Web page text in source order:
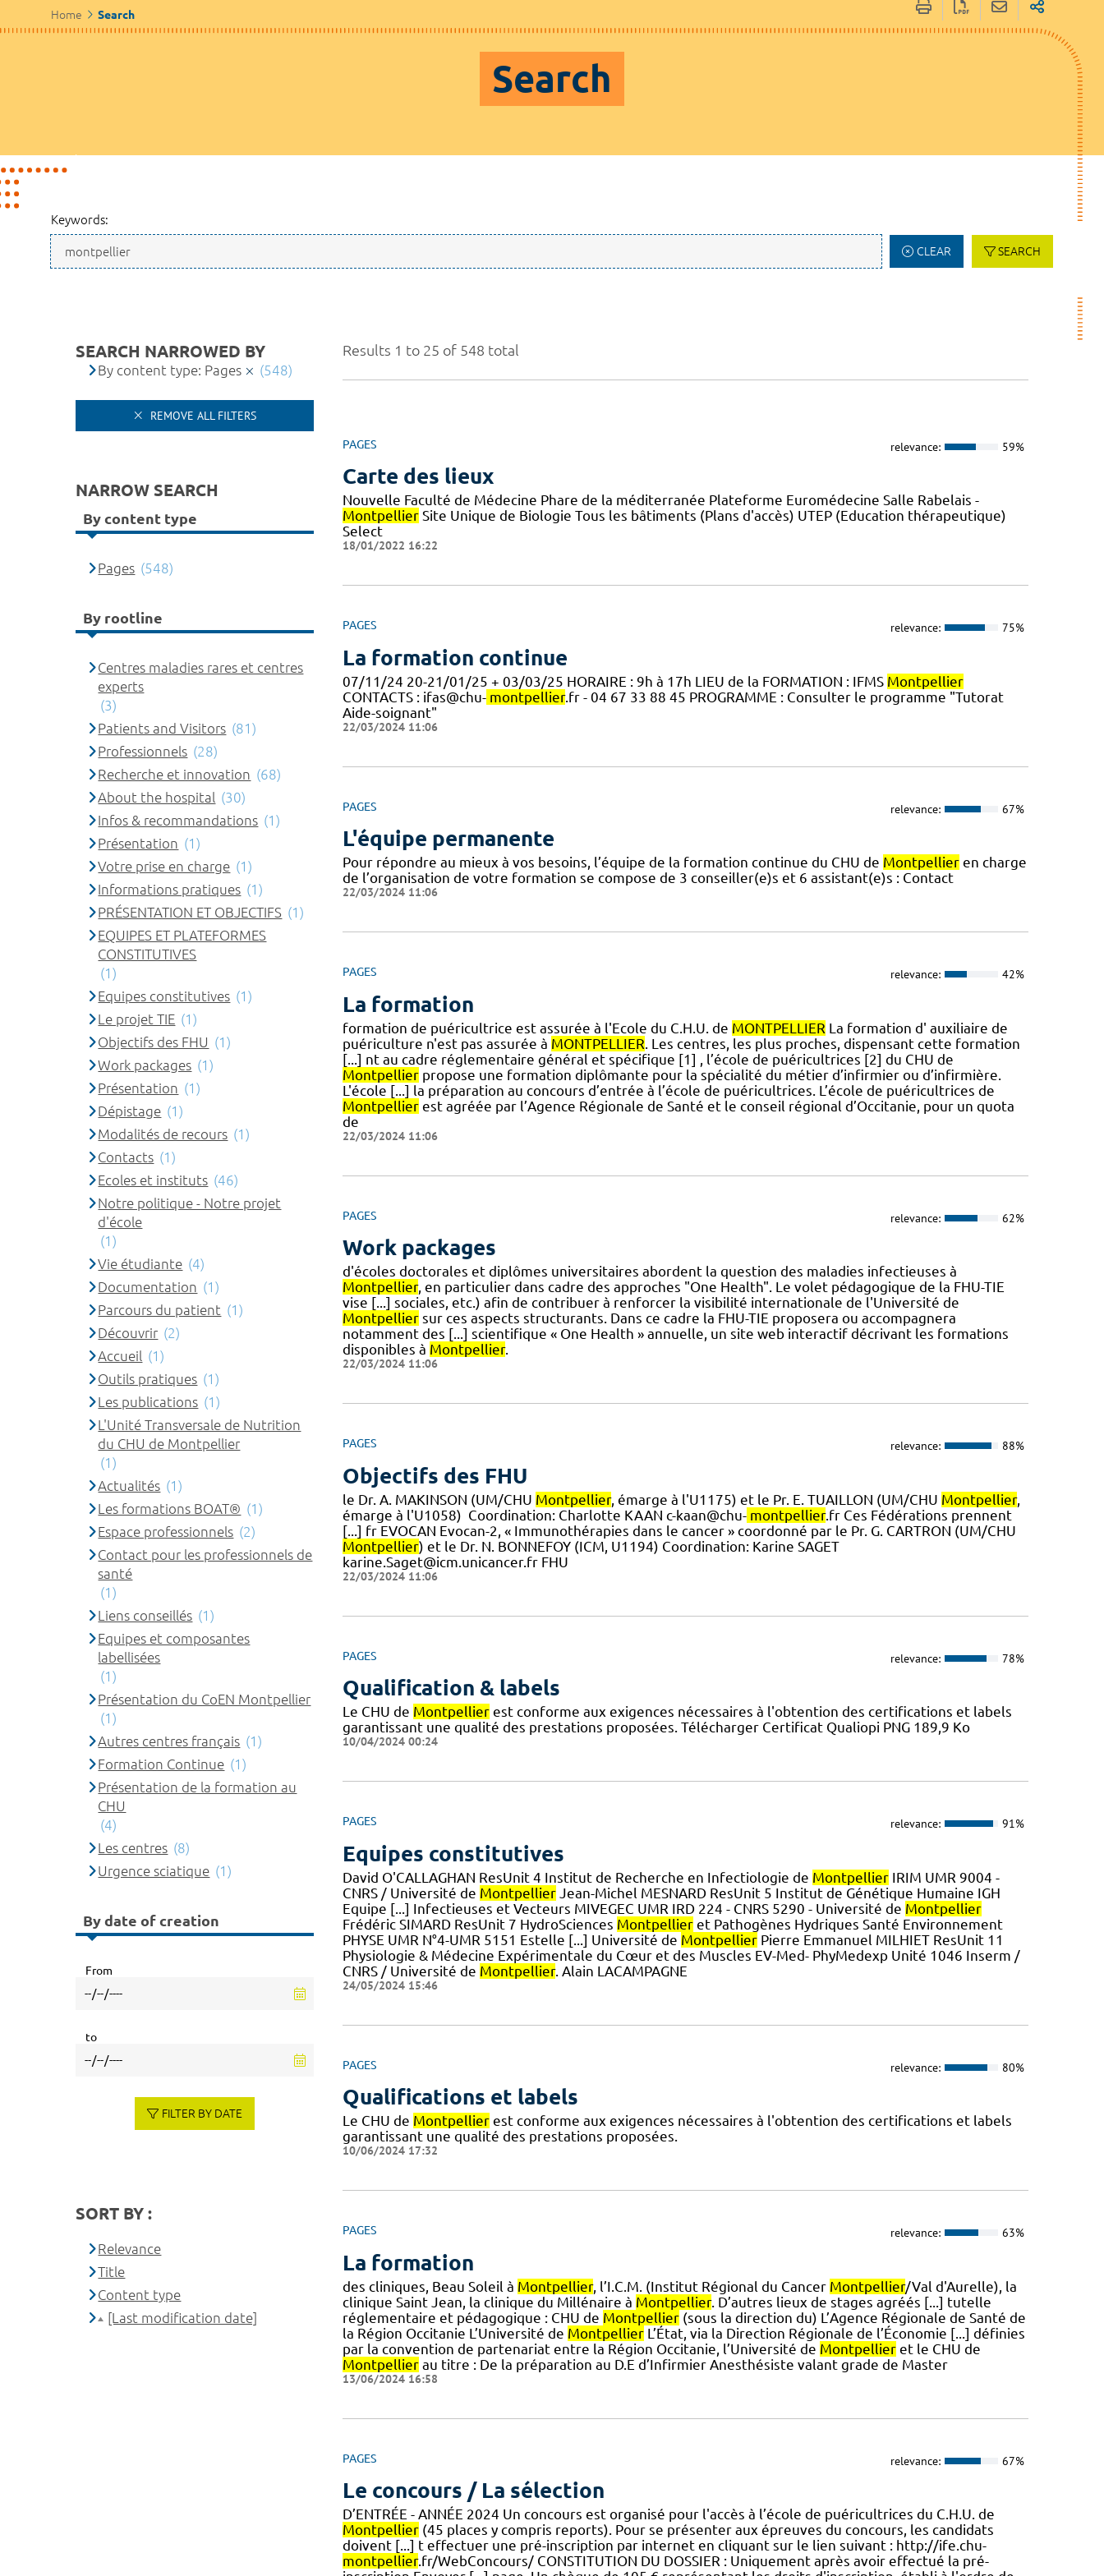
Home Search
Search
Keywords:
CLEAR SEARCH
Results 1 to 25 of 548 total
PAGES relevance: 59%
Carte des lieux
Nouvelle Faculté de Médecine Phare de la méditerranée Plateforme Euromédecine Salle Rabelais -
MontpellierSite Unique de Biologie Tous les bâtiments (Plans d'accès) UTEP (Education thérapeutique)
Select
18/01/2022 16:22
PAGES relevance: 75%
La formation continue
07/11/24 20-21/01/25 + 03/03/25 HORAIRE : 9h à 17h LIEU de la FORMATION : IFMS Montpellier
CONTACTS : ifas@chu- montpellier.fr - 04 67 33 88 45 PROGRAMME : Consulter le programme "Tutorat
Aide-soignant"
22/03/2024 11:06
PAGES relevance: 67%
L'équipe permanente
Pour répondre au mieux à vos besoins, l’équipe de la formation continue du CHU de Montpellieren charge
de l’organisation de votre formation se compose de 3 conseiller(e)s et 6 assistant(e)s : Contact
22/03/2024 11:06
PAGES relevance: 42%
La formation
formation de puéricultrice est assurée à l'Ecole du C.H.U. de MONTPELLIER La formation d' auxiliaire de
puériculture n'est pas assurée à MONTPELLIER. Les centres, les plus proches, dispensant cette formation
[...] nt au cadre réglementaire général et spécifique [1] , l’école de puéricultrices [2] du CHU de
Montpellierpropose une formation diplômante pour la spécialité du métier d’infirmier ou d’infirmière.
L'école [...] la préparation au concours d’entrée à l’école de puéricultrices. L’école de puéricultrices de
Montpellierest agréée par l’Agence Régionale de Santé et le conseil régional d’Occitanie, pour un quota
de
22/03/2024 11:06
PAGES relevance: 62%
Work packages
d'écoles doctorales et diplômes universitaires abordent la question des maladies infectieuses à
Montpellier, en particulier dans cadre des approches "One Health". Le volet pédagogique de la FHU-TIE
vise [...] sociales, etc.) afin de contribuer à renforcer la visibilité internationale de l'Université de
Montpelliersur ces aspects structurants. Dans ce cadre la FHU-TIE proposera ou accompagnera
notamment des [...] scientifique « One Health » annuelle, un site web interactif décrivant les formations
disponibles à Montpellier.
22/03/2024 11:06
PAGES relevance: 88%
Objectifs des FHU
le Dr. A. MAKINSON (UM/CHU Montpellier, émarge à l'U1175) et le Pr. E. TUAILLON (UM/CHU Montpellier,
émarge à l'U1058) ​ Coordination: Charlotte KAAN c-kaan@chu- montpellier.fr Ces Fédérations prennent
[...] fr EVOCAN Evocan-2, « Immunothérapies dans le cancer » coordonné par le Pr. G. CARTRON (UM/CHU
Montpellier) et le Dr. N. BONNEFOY (ICM, U1194) Coordination: Karine SAGET
karine.Saget@icm.unicancer.fr FHU
22/03/2024 11:06
PAGES relevance: 78%
Qualification & labels
Le CHU de Montpellierest conforme aux exigences nécessaires à l'obtention des certifications et labels
garantissant une qualité des prestations proposées. Télécharger Certificat Qualiopi PNG 189,9 Ko
10/04/2024 00:24
PAGES relevance: 91%
Equipes constitutives
David O'CALLAGHAN ResUnit 4 Institut de Recherche en Infectiologie de MontpellierIRIM UMR 9004 -
CNRS / Université de MontpellierJean-Michel MESNARD ResUnit 5 Institut de Génétique Humaine IGH
Equipe [...] Infectieuses et Vecteurs MIVEGEC UMR IRD 224 - CNRS 5290 - Université de Montpellier
Frédéric SIMARD ResUnit 7 HydroSciences Montpellieret Pathogènes Hydriques Santé Environnement
PHYSE UMR N°4-UMR 5151 Estelle [...] Université de MontpellierPierre Emmanuel MILHIET ResUnit 11
Physiologie & Médecine Expérimentale du Cœur et des Muscles EV-Med- PhyMedexp Unité 1046 Inserm /
CNRS / Université de Montpellier. Alain LACAMPAGNE
24/05/2024 15:46
PAGES relevance: 80%
Qualifications et labels
Le CHU de Montpellierest conforme aux exigences nécessaires à l'obtention des certifications et labels
garantissant une qualité des prestations proposées.
10/06/2024 17:32
PAGES relevance: 63%
La formation
des cliniques, Beau Soleil à Montpellier, l’I.C.M. (Institut Régional du Cancer Montpellier/Val d'Aurelle), la
clinique Saint Jean, la clinique du Millénaire à Montpellier. D’autres lieux de stages agréés [...] tutelle
réglementaire et pédagogique : CHU de Montpellier(sous la direction du) L’Agence Régionale de Santé de
la Région Occitanie L’Université de MontpellierL’État, via la Direction Régionale de l’Économie [...] définies
par la convention de partenariat entre la Région Occitanie, l’Université de Montpellieret le CHU de
Montpellierau titre : De la préparation au D.E d’Infirmier Anesthésiste valant grade de Master
13/06/2024 16:58
PAGES relevance: 67%
Le concours / La sélection
D’ENTRÉE - ANNÉE 2024 Un concours est organisé pour l'accès à l’école de puéricultrices du C.H.U. de
Montpellier(45 places y compris reports). Pour se présenter aux épreuves du concours, les candidats
doivent [...] t effectuer une pré-inscription par internet en cliquant sur le lien suivant : http://ife.chu-
montpellier.fr/WebConcours/ CONSTITUTION DU DOSSIER : Uniquement après avoir effectué la pré-
SEARCH NARROWED BY
By content type: Pages (548)
REMOVE ALL FILTERS
NARROW SEARCH
By content type
Pages (548)
By rootline
Centres maladies rares et centres
experts
(3)
Patients and Visitors (81)
Professionnels (28)
Recherche et innovation (68)
About the hospital (30)
Infos & recommandations (1)
Présentation (1)
Votre prise en charge (1)
Informations pratiques (1)
PRÉSENTATION ET OBJECTIFS (1)
EQUIPES ET PLATEFORMES
CONSTITUTIVES
(1)
Equipes constitutives (1)
Le projet TIE (1)
Objectifs des FHU (1)
Work packages (1)
Présentation (1)
Dépistage (1)
Modalités de recours (1)
Contacts (1)
Ecoles et instituts (46)
Notre politique - Notre projet
d'école
(1)
Vie étudiante (4)
Documentation (1)
Parcours du patient (1)
Découvrir (2)
Accueil (1)
Outils pratiques (1)
Les publications (1)
L'Unité Transversale de Nutrition
du CHU de Montpellier
(1)
Actualités (1)
Les formations BOAT® (1)
Espace professionnels (2)
Contact pour les professionnels de
santé
(1)
Liens conseillés (1)
Equipes et composantes
labellisées
(1)
Présentation du CoEN Montpellier
(1)
Autres centres français (1)
Formation Continue (1)
Présentation de la formation au
CHU
(4)
Les centres (8)
Urgence sciatique (1)
By date of creation
From
to
FILTER BY DATE
SORT BY :
Relevance
Title
Content type
[Last modification date]